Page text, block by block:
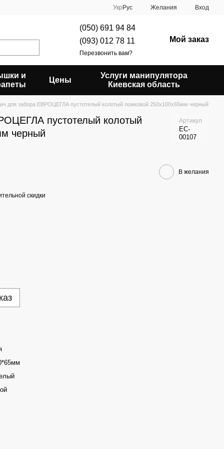
Укр Рус Желания Вход
(050) 691 94 84
(093) 012 78 11
Перезвонить вам?
Мой заказ
и
Цены
Услуги манипулятора
Киевская область
для забора ЕВРОЦЕГЛА пустотелый колотый ложковой 250х100х65мм черный
пустотелый колотый
черный
Артикул
EC-
00107
В желания
скидки